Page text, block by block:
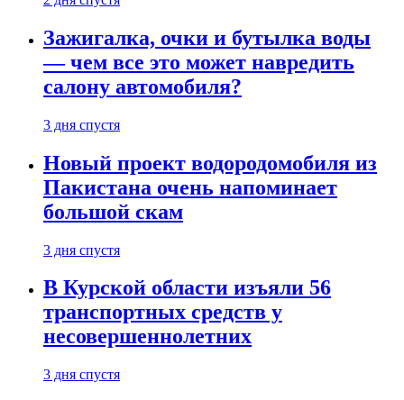
Зажигалка, очки и бутылка воды
— чем все это может навредить
салону автомобиля?
3 дня спустя
Новый проект водородомобиля из
Пакистана очень напоминает
большой скам
3 дня спустя
В Курской области изъяли 56
транспортных средств у
несовершеннолетних
3 дня спустя